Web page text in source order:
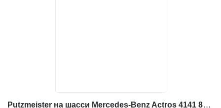
Putzmeister на шасси Mercedes-Benz Actros 4141 8x4 Putzmeister 26m+9m3, 2006year, pump, mixer-pump